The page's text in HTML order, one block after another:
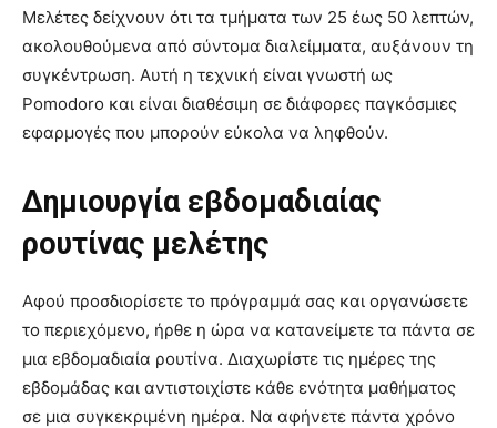
Μελέτες δείχνουν ότι τα τμήματα των 25 έως 50 λεπτών,
ακολουθούμενα από σύντομα διαλείμματα, αυξάνουν τη
συγκέντρωση. Αυτή η τεχνική είναι γνωστή ως
Pomodoro και είναι διαθέσιμη σε διάφορες παγκόσμιες
εφαρμογές που μπορούν εύκολα να ληφθούν.
Δημιουργία εβδομαδιαίας
ρουτίνας μελέτης
Αφού προσδιορίσετε το πρόγραμμά σας και οργανώσετε
το περιεχόμενο, ήρθε η ώρα να κατανείμετε τα πάντα σε
μια εβδομαδιαία ρουτίνα. Διαχωρίστε τις ημέρες της
εβδομάδας και αντιστοιχίστε κάθε ενότητα μαθήματος
σε μια συγκεκριμένη ημέρα. Να αφήνετε πάντα χρόνο